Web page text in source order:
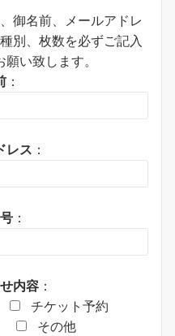
御名前、メールアドレ
別、枚数を必ずご記入
い致します。
：
レス ：
：
内容 ：
チケット予約
その他